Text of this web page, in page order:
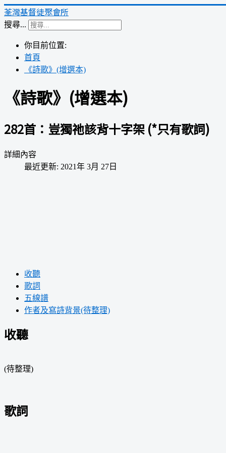
荃灣基督徒聚會所
搜尋...
你目前位置:
首頁
《詩歌》(增選本)
《詩歌》(增選本)
282首：豈獨祂該背十字架 (*只有歌詞)
詳細內容
最近更新: 2021年 3月 27日
收聽
歌詞
五線譜
作者及寫詩背景(待整理)
收聽
(待整理)
歌詞